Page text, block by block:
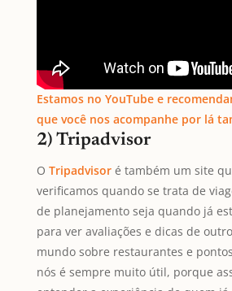
Estamos no YouTube e
que você nos acompanhepor lá
2) Tripadvisor
O Tripadvisoré também um site
verificamos quando se trata de
de planejamento seja quando já
para ver avaliações e dicas de
mundo sobre restaurantes e
nós é sempre muito útil, porque